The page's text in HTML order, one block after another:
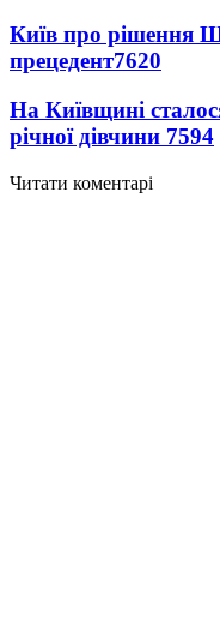
Київ про рішення
прецедент7620
На Київщині
річної дівчини 7594
Читати коментарі